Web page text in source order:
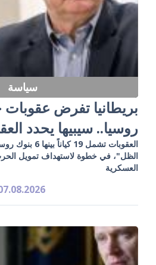
سياسة
بريطانيا تفرض
روسيا.. سيبيها يحدد
الظل"، في خطوة لاستهداف تمويل
العسكرية